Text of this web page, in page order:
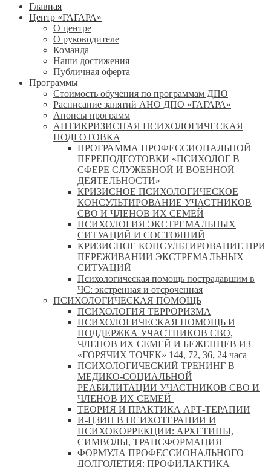
Главная
Центр «ГАГАРА»
О центре
О руководителе
Команда
Наши достижения
Публичная оферта
Программы
Стоимость обучения по программам ДПО
Расписание занятий АНО ДПО «ГАГАРА»
Анонсы программ
АНТИКРИЗИСНАЯ ПСИХОЛОГИЧЕСКАЯ
ПОДГОТОВКА
ПРОГРАММА ПРОФЕССИОНАЛЬНОЙ
ПЕРЕПОДГОТОВКИ «ПСИХОЛОГ В
СФЕРЕ СЛУЖЕБНОЙ И ВОЕННОЙ
ДЕЯТЕЛЬНОСТИ»
КРИЗИСНОЕ ПСИХОЛОГИЧЕСКОЕ
КОНСУЛЬТИРОВАНИЕ УЧАСТНИКОВ
СВО И ЧЛЕНОВ ИХ СЕМЕЙ
ПСИХОЛОГИЯ ЭКСТРЕМАЛЬНЫХ
СИТУАЦИЙ И СОСТОЯНИЙ
КРИЗИСНОЕ КОНСУЛЬТИРОВАНИЕ ПРИ
ПЕРЕЖИВАНИИ ЭКСТРЕМАЛЬНЫХ
СИТУАЦИЙ
Психологическая помощь пострадавшим в
ЧС: экстренная и отсроченная
ПСИХОЛОГИЧЕСКАЯ ПОМОЩЬ
ПСИХОЛОГИЯ ТЕРРОРИЗМА
ПСИХОЛОГИЧЕСКАЯ ПОМОЩЬ И
ПОДДЕРЖКА УЧАСТНИКОВ СВО,
ЧЛЕНОВ ИХ СЕМЕЙ И БЕЖЕНЦЕВ ИЗ
«ГОРЯЧИХ ТОЧЕК» 144, 72, 36, 24 часа
ПСИХОЛОГИЧЕСКИЙ ТРЕНИНГ В
МЕДИКО-СОЦИАЛЬНОЙ
РЕАБИЛИТАЦИИ УЧАСТНИКОВ СВО И
ЧЛЕНОВ ИХ СЕМЕЙ
ТЕОРИЯ И ПРАКТИКА АРТ-ТЕРАПИИ
И-ЦЗИН В ПСИХОТЕРАПИИ И
ПСИХОКОРРЕКЦИИ: АРХЕТИПЫ,
СИМВОЛЫ, ТРАНСФОРМАЦИЯ
ФОРМУЛА ПРОФЕССИОНАЛЬНОГО
ДОЛГОЛЕТИЯ: ПРОФИЛАКТИКА